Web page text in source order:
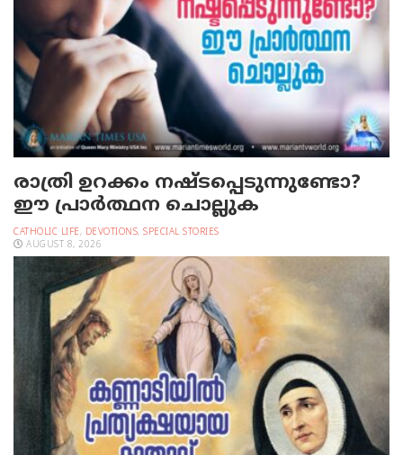
രാത്രി ഉറക്കം നഷ്ടപ്പെടുന്നുണ്ടോ?
ഈ പ്രാര്‍ത്ഥന ചൊല്ലുക
CATHOLIC LIFE, DEVOTIONS, SPECIAL STORIES
AUGUST 8, 2026